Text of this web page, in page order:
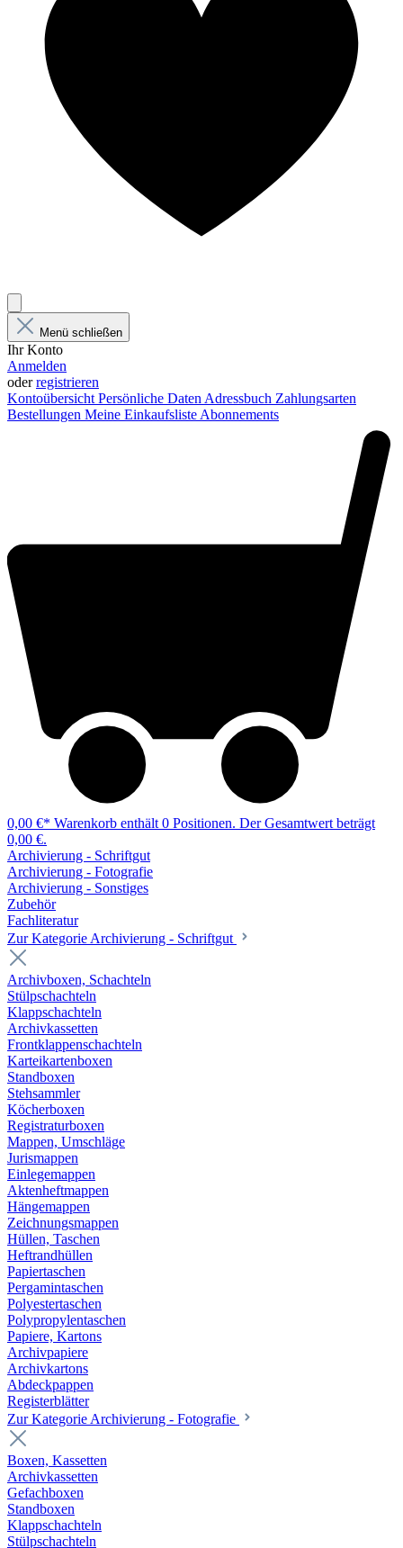
Menü schließen
Ihr Konto
Anmelden
oderregistrieren
Kontoübersicht Persönliche Daten Adressbuch Zahlungsarten
Bestellungen Meine Einkaufsliste Abonnements
0,00 €* Warenkorb enthält 0 Positionen. Der Gesamtwert beträgt
0,00 €.
Archivierung - Schriftgut
Archivierung - Fotografie
Archivierung - Sonstiges
Zubehör
Fachliteratur
Zur Kategorie Archivierung - Schriftgut
Archivboxen, Schachteln
Stülpschachteln
Klappschachteln
Archivkassetten
Frontklappenschachteln
Karteikartenboxen
Standboxen
Stehsammler
Köcherboxen
Registraturboxen
Mappen, Umschläge
Jurismappen
Einlegemappen
Aktenheftmappen
Hängemappen
Zeichnungsmappen
Hüllen, Taschen
Heftrandhüllen
Papiertaschen
Pergamintaschen
Polyestertaschen
Polypropylentaschen
Papiere, Kartons
Archivpapiere
Archivkartons
Abdeckpappen
Registerblätter
Zur Kategorie Archivierung - Fotografie
Boxen, Kassetten
Archivkassetten
Gefachboxen
Standboxen
Klappschachteln
Stülpschachteln